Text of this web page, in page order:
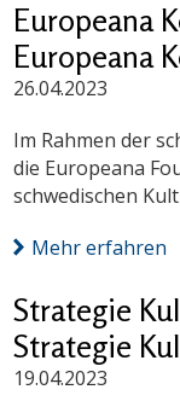
Europeana
Europeana
26.04.2023
Im Rahmen der
die Europeana
schwedischen
Mehr erfahren
Strategie
Strategie
19.04.2023